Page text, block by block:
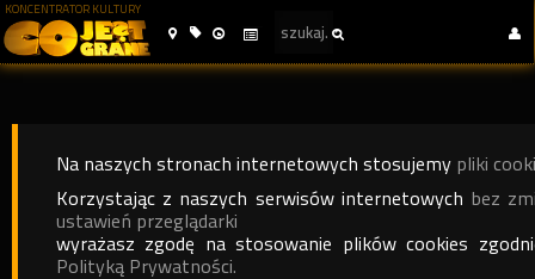
KONCENTRATOR KULTURY
Na naszych stronach internetowych stosujemy pliki
Korzystając z naszych serwisów internetowych bez
ustawień przeglądarki
wyrażasz zgodę na stosowanie plików cookies
Polityką Prywatności.